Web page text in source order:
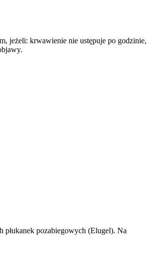
jeżeli: krwawienie nie ustępuje po godzinie,
pozabiegowych (Elugel). Na